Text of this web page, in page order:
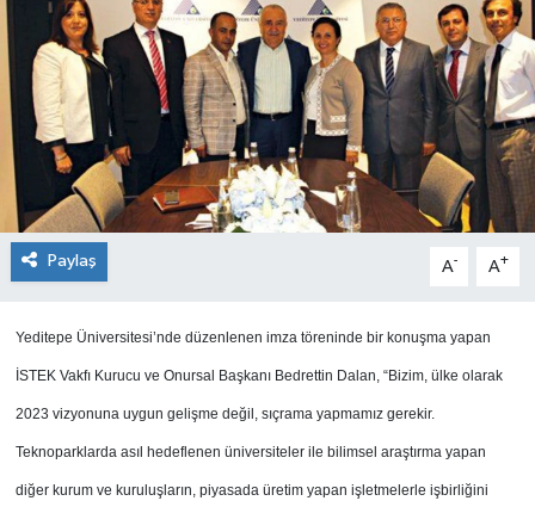
Paylaş A- A+
Yeditepe Üniversitesi’nde düzenlenen imza töreninde bir konuşma yapan
İSTEK Vakfı Kurucu ve Onursal Başkanı Bedrettin Dalan, “Bizim, ülke olarak
2023 vizyonuna uygun gelişme değil, sıçrama yapmamız gerekir.
Teknoparklarda asıl hedeflenen üniversiteler ile bilimsel araştırma yapan
diğer kurum ve kuruluşların, piyasada üretim yapan işletmelerle işbirliğini
SÖYLEŞİ
ÜLKE
YAŞAM